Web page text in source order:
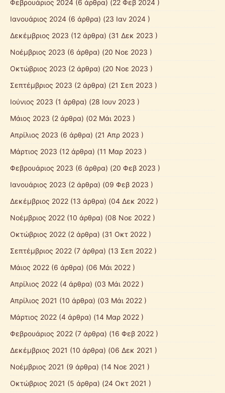
Φεβρουάριος 2024 (6 άρθρα) (22 Φεβ 2024 )
Ιανουάριος 2024 (6 άρθρα) (23 Ιαν 2024 )
Δεκέμβριος 2023 (12 άρθρα) (31 Δεκ 2023 )
Νοέμβριος 2023 (6 άρθρα) (20 Νοε 2023 )
Οκτώβριος 2023 (2 άρθρα) (20 Νοε 2023 )
Σεπτέμβριος 2023 (2 άρθρα) (21 Σεπ 2023 )
Ιούνιος 2023 (1 άρθρα) (28 Ιουν 2023 )
Μάιος 2023 (2 άρθρα) (02 Μάι 2023 )
Απρίλιος 2023 (6 άρθρα) (21 Απρ 2023 )
Μάρτιος 2023 (12 άρθρα) (11 Μαρ 2023 )
Φεβρουάριος 2023 (6 άρθρα) (20 Φεβ 2023 )
Ιανουάριος 2023 (2 άρθρα) (09 Φεβ 2023 )
Δεκέμβριος 2022 (13 άρθρα) (04 Δεκ 2022 )
Νοέμβριος 2022 (10 άρθρα) (08 Νοε 2022 )
Οκτώβριος 2022 (2 άρθρα) (31 Οκτ 2022 )
Σεπτέμβριος 2022 (7 άρθρα) (13 Σεπ 2022 )
Μάιος 2022 (6 άρθρα) (06 Μάι 2022 )
Απρίλιος 2022 (4 άρθρα) (03 Μάι 2022 )
Απρίλιος 2021 (10 άρθρα) (03 Μάι 2022 )
Μάρτιος 2022 (4 άρθρα) (14 Μαρ 2022 )
Φεβρουάριος 2022 (7 άρθρα) (16 Φεβ 2022 )
Δεκέμβριος 2021 (10 άρθρα) (06 Δεκ 2021 )
Νοέμβριος 2021 (9 άρθρα) (14 Νοε 2021 )
Οκτώβριος 2021 (5 άρθρα) (24 Οκτ 2021 )